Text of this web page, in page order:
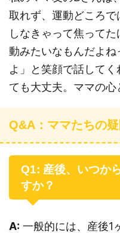
取れず、運動どころ
しなきゃって焦って
動みたいなもんだよ
よ」と笑顔で話して
ても大丈夫。ママの心
Q&A：ママたちの
Q1: 産後、いつか
すか？
A: 一般的には、産後1